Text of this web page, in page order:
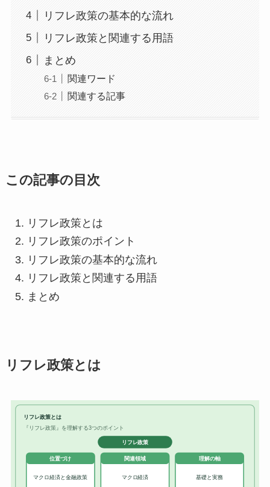
リフレ政策の基本的な流れ
リフレ政策と関連する用語
まとめ
関連ワード
関連する記事
この記事の目次
リフレ政策とは
リフレ政策のポイント
リフレ政策の基本的な流れ
リフレ政策と関連する用語
まとめ
リフレ政策とは
リフレ政策とは
『リフレ政策』を理解する3つのポイント
リフレ政策
位置づけ
マクロ経済と金融政策
関連領域
マクロ経済
理解の軸
基礎と実務